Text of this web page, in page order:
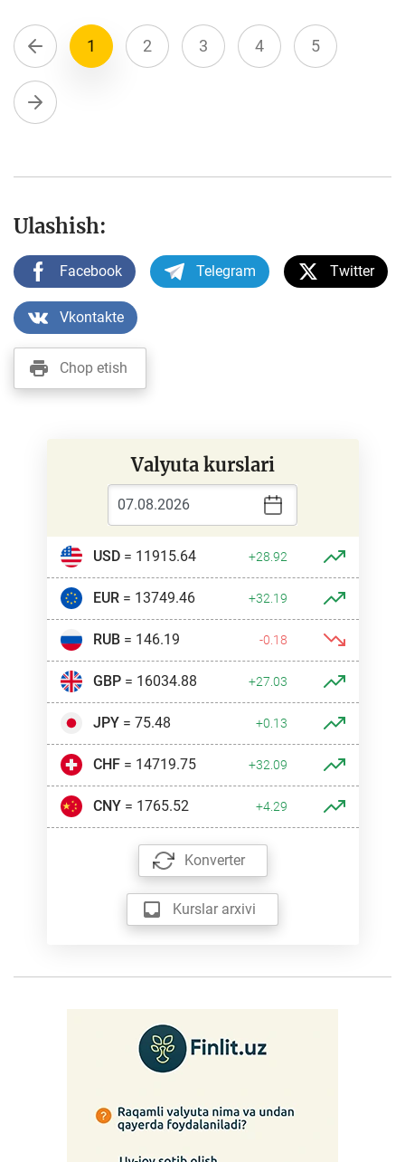
1 2 3 4 5
Ulashish:
Facebook Telegram Twitter
Vkontakte
Chop etish
Valyuta kurslari
USD= 11915.64 +28.92
EUR= 13749.46 +32.19
RUB= 146.19 -0.18
GBP= 16034.88 +27.03
JPY= 75.48 +0.13
CHF= 14719.75 +32.09
CNY= 1765.52 +4.29
Konverter
Kurslar arxivi